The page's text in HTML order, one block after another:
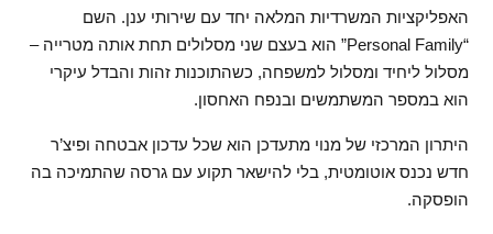
האפליקציות המשרדיות המלאה יחד עם שירותי ענן. השם
“Personal Family” הוא בעצם שני מסלולים תחת אותה מטרייה –
מסלול ליחיד ומסלול למשפחה, כשהתוכנות זהות והבדל עיקרי
הוא במספר המשתמשים ובנפח האחסון.
היתרון המרכזי של מנוי מתעדכן הוא שכל עדכון אבטחה ופיצ’ר
חדש נכנס אוטומטית, בלי להישאר תקוע עם גרסה שהתמיכה בה
הופסקה.